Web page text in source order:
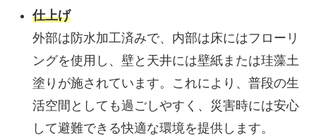
仕上げ
外部は防水加工済みで、内部は床にはフローリ
ングを使用し、壁と天井には壁紙または珪藻土
塗りが施されています。これにより、普段の生
活空間としても過ごしやすく、災害時には安心
して避難できる快適な環境を提供します。